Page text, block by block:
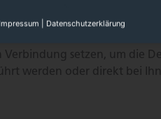
setzen, um die
werden oder direkt bei
Impressum Datenschutzerklärung